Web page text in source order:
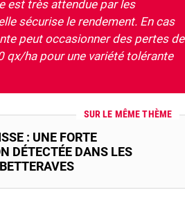
est très attendue par les
sécurise le rendement. En cas
peut occasionner des pertes de
qx/ha pour une variété tolérante
SUR LE MÊME THÈME
: UNE FORTE
DÉTECTÉE DANS LES